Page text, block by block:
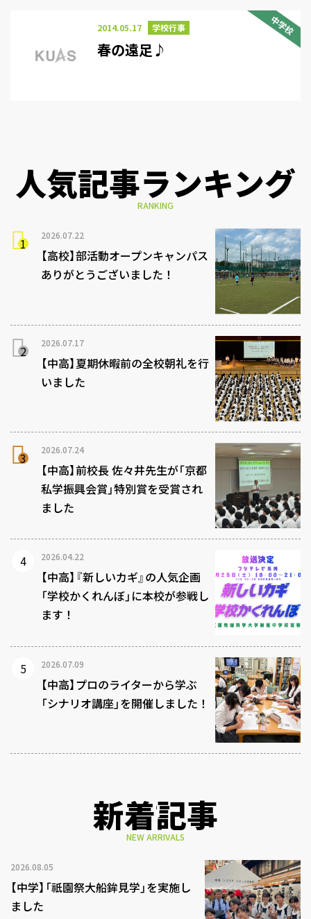
中学校
2014.05.17 学校行事
春の遠足♪
人気記事ランキング
RANKING
2026.07.22
【高校】部活動オープンキャンパス
ありがとうございました！
2026.07.17
【中高】夏期休暇前の全校朝礼を行
いました
2026.07.24
【中高】前校長 佐々井先生が「京都
私学振興会賞」特別賞を受賞され
ました
2026.04.22
【中高】『新しいカギ』の人気企画
「学校かくれんぼ」に本校が参戦し
ます！
2026.07.09
【中高】プロのライターから学ぶ
「シナリオ講座」を開催しました！
新着記事
NEW ARRIVALS
2026.08.05
【中学】「祇園祭大船鉾見学」を実施し
ました